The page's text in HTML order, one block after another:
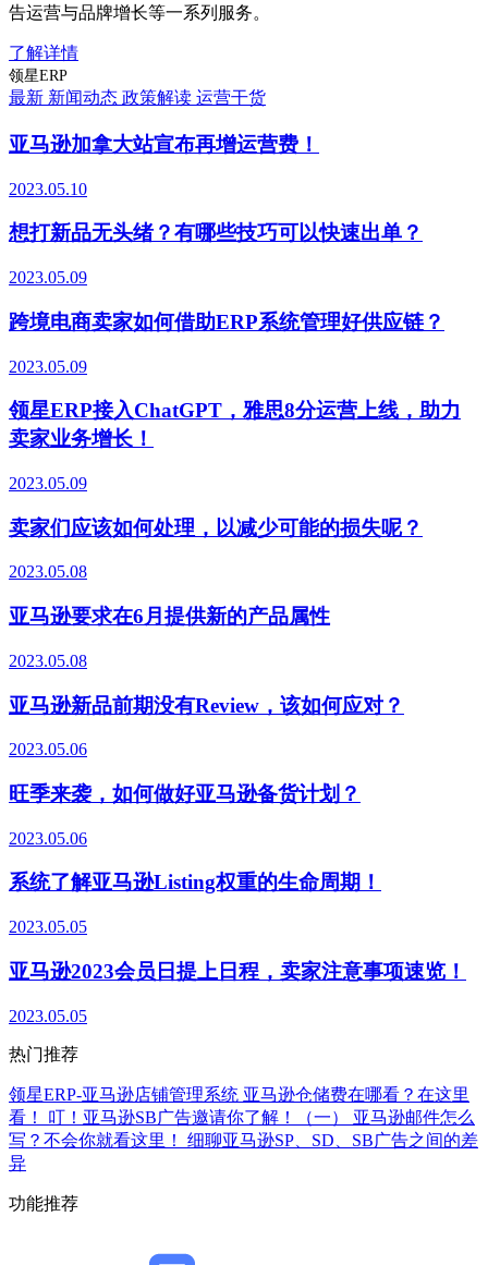
告运营与品牌增长等一系列服务。
了解详情
领星ERP
最新 新闻动态 政策解读 运营干货
亚马逊加拿大站宣布再增运营费！
2023.05.10
想打新品无头绪？有哪些技巧可以快速出单？
2023.05.09
跨境电商卖家如何借助ERP系统管理好供应链？
2023.05.09
领星ERP接入ChatGPT，雅思8分运营上线，助力
卖家业务增长！
2023.05.09
卖家们应该如何处理，以减少可能的损失呢？
2023.05.08
亚马逊要求在6月提供新的产品属性
2023.05.08
亚马逊新品前期没有Review，该如何应对？
2023.05.06
旺季来袭，如何做好亚马逊备货计划？
2023.05.06
系统了解亚马逊Listing权重的生命周期！
2023.05.05
亚马逊2023会员日提上日程，卖家注意事项速览！
2023.05.05
热门推荐
领星ERP-亚马逊店铺管理系统 亚马逊仓储费在哪看？在这里
看！
叮！亚马逊SB广告邀请你了解！（一）
亚马逊邮件怎么
写？不会你就看这里！
细聊亚马逊SP、SD、SB广告之间的差
异
功能推荐